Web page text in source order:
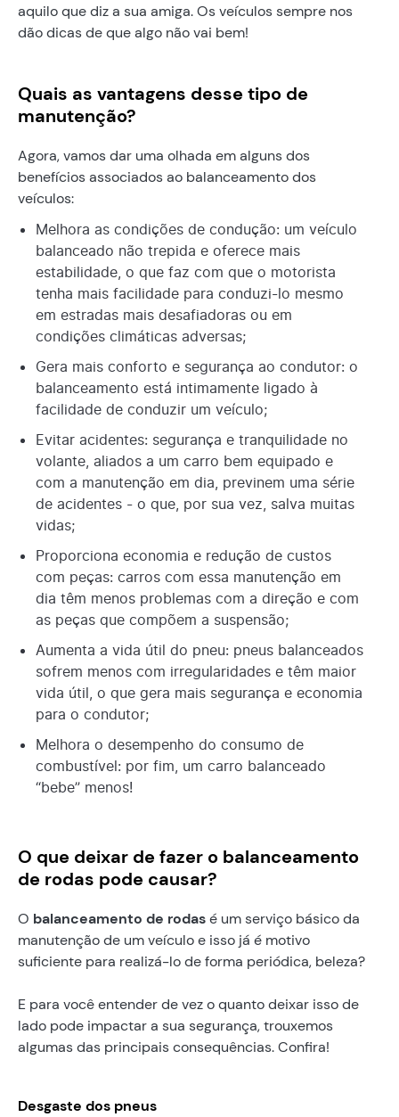
aquilo que diz a sua amiga. Os veículos sempre nos
dão dicas de que algo não vai bem!
Quais as vantagens desse tipo de
manutenção?
Agora, vamos dar uma olhada em alguns dos
benefícios associados ao balanceamento dos
veículos:
Melhora as condições de condução: um veículo
balanceado não trepida e oferece mais
estabilidade, o que faz com que o motorista
tenha mais facilidade para conduzi-lo mesmo
em estradas mais desafiadoras ou em
condições climáticas adversas;
Gera mais conforto e segurança ao condutor: o
balanceamento está intimamente ligado à
facilidade de conduzir um veículo;
Evitar acidentes: segurança e tranquilidade no
volante, aliados a um carro bem equipado e
com a manutenção em dia, previnem uma série
de acidentes - o que, por sua vez, salva muitas
vidas;
Proporciona economia e redução de custos
com peças: carros com essa manutenção em
dia têm menos problemas com a direção e com
as peças que compõem a suspensão;
Aumenta a vida útil do pneu: pneus balanceados
sofrem menos com irregularidades e têm maior
vida útil, o que gera mais segurança e economia
para o condutor;
Melhora o desempenho do consumo de
combustível: por fim, um carro balanceado
“bebe” menos!
O que deixar de fazer o balanceamento
de rodas pode causar?
O balanceamento de rodasé um serviço básico da
manutenção de um veículo e isso já é motivo
suficiente para realizá-lo de forma periódica, beleza?
E para você entender de vez o quanto deixar isso de
lado pode impactar a sua segurança, trouxemos
algumas das principais consequências. Confira!
Desgaste dos pneus